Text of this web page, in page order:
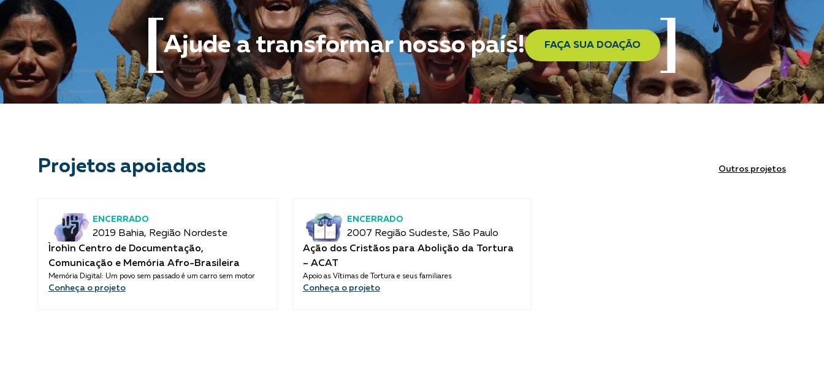
Ajude a transformar nosso país! FAÇA SUA DOAÇÃO
Projetos apoiados Outros projetos
ENCERRADO
2019 Bahia, Região Nordeste
Ìrohìn Centro de Documentação,
Comunicação e Memória Afro-Brasileira
Memória Digital: Um povo sem passado é um carro sem motor
Conheça o projeto
ENCERRADO
2007 Região Sudeste, São Paulo
Ação dos Cristãos para Abolição da Tortura
– ACAT
Apoio as Vítimas de Tortura e seus familiares
Conheça o projeto